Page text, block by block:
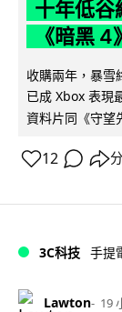
十年低谷
《暗黑
收購兩年，暴雪
已成 Xbox 表現
資料片同《守望
12
3C科技 手提
Lawton 19